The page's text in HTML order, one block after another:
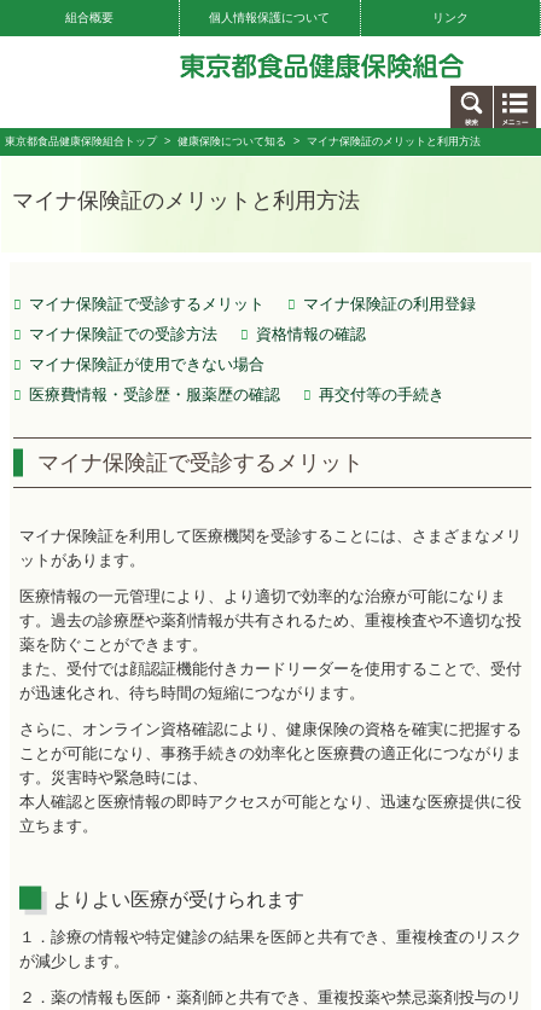
組合概要 個人情報保護について リンク
東京都食品健康保険組合トップ> 健康保険について知る > マイナ保険証のメリットと利用方法
マイナ保険証のメリットと利用方法
マイナ保険証で受診するメリット
マイナ保険証の利用登録
マイナ保険証での受診方法
資格情報の確認
マイナ保険証が使用できない場合
医療費情報・受診歴・服薬歴の確認
再交付等の手続き
マイナ保険証で受診するメリット
マイナ保険証を利用して医療機関を受診することには、さまざまなメリ
ットがあります。
医療情報の一元管理により、より適切で効率的な治療が可能になりま
す。過去の診療歴や薬剤情報が共有されるため、重複検査や不適切な投
薬を防ぐことができます。
また、受付では顔認証機能付きカードリーダーを使用することで、受付
が迅速化され、待ち時間の短縮につながります。
さらに、オンライン資格確認により、健康保険の資格を確実に把握する
ことが可能になり、事務手続きの効率化と医療費の適正化につながりま
す。災害時や緊急時には、
本人確認と医療情報の即時アクセスが可能となり、迅速な医療提供に役
立ちます。
よりよい医療が受けられます
１．診療の情報や特定健診の結果を医師と共有でき、重複検査のリスク
が減少します。
２．薬の情報も医師・薬剤師と共有でき、重複投薬や禁忌薬剤投与のリ